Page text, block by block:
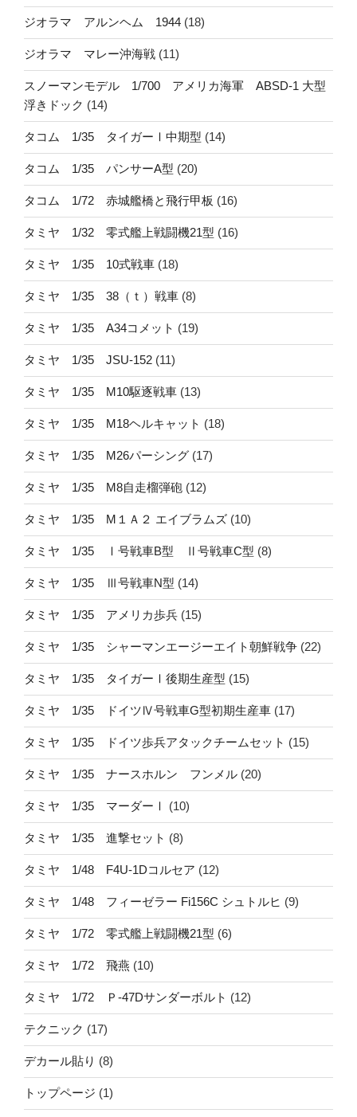
ジオラマ アルンヘム 1944 (18)
ジオラマ マレー沖海戦 (11)
スノーマンモデル 1/700 アメリカ海軍 ABSD-1 大型
浮きドック (14)
タコム 1/35 タイガーⅠ中期型 (14)
タコム 1/35 パンサーA型 (20)
タコム 1/72 赤城艦橋と飛行甲板 (16)
タミヤ 1/32 零式艦上戦闘機21型 (16)
タミヤ 1/35 10式戦車 (18)
タミヤ 1/35 38（ｔ）戦車 (8)
タミヤ 1/35 A34コメット (19)
タミヤ 1/35 JSU-152 (11)
タミヤ 1/35 M10駆逐戦車 (13)
タミヤ 1/35 M18ヘルキャット (18)
タミヤ 1/35 M26パーシング (17)
タミヤ 1/35 M8自走榴弾砲 (12)
タミヤ 1/35 M１Ａ２ エイブラムズ (10)
タミヤ 1/35 Ⅰ号戦車B型 Ⅱ号戦車C型 (8)
タミヤ 1/35 Ⅲ号戦車N型 (14)
タミヤ 1/35 アメリカ歩兵 (15)
タミヤ 1/35 シャーマンエージーエイト朝鮮戦争 (22)
タミヤ 1/35 タイガーⅠ後期生産型 (15)
タミヤ 1/35 ドイツⅣ号戦車G型初期生産車 (17)
タミヤ 1/35 ドイツ歩兵アタックチームセット (15)
タミヤ 1/35 ナースホルン フンメル (20)
タミヤ 1/35 マーダーⅠ (10)
タミヤ 1/35 進撃セット (8)
タミヤ 1/48 F4U-1Dコルセア (12)
タミヤ 1/48 フィーゼラー Fi156C シュトルヒ (9)
タミヤ 1/72 零式艦上戦闘機21型 (6)
タミヤ 1/72 飛燕 (10)
タミヤ 1/72 Ｐ-47Dサンダーボルト (12)
テクニック (17)
デカール貼り (8)
トップページ (1)